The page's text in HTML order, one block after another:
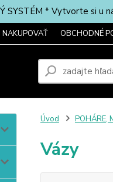
SYSTÉM * Vytvorte si u
NAKUPOVAŤ OBCHODNÉ
Úvod POHÁRE,
Vázy